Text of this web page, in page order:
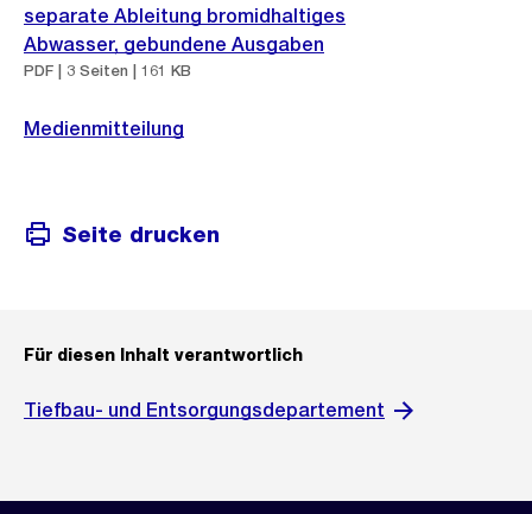
separate Ableitung bromidhaltiges
Abwasser, gebundene Ausgaben
PDF | 3 Seiten | 161 KB
Medienmitteilung
Seite drucken
Für diesen Inhalt verantwortlich
Tiefbau- und Entsorgungsdepartement